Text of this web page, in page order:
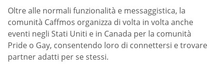
Oltre alle normali funzionalità e messaggistica, la
comunità Caffmos organizza di volta in volta anche
eventi negli Stati Uniti e in Canada per la comunità
Pride o Gay, consentendo loro di connettersi e trovare
partner adatti per se stessi.